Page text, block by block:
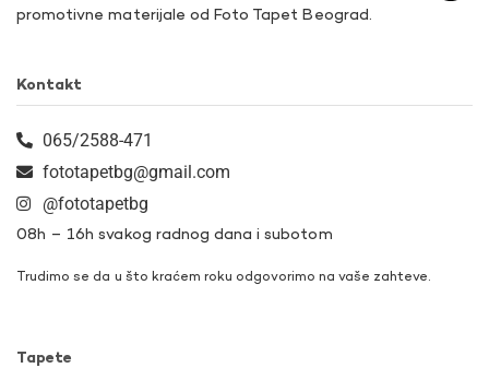
promotivne materijale od Foto Tapet Beograd.
Kontakt
065/2588-471
fototapetbg@gmail.com
@fototapetbg
08h – 16h svakog radnog dana i subotom
Trudimo se da u što kraćem roku odgovorimo na vaše zahteve.
Tapete